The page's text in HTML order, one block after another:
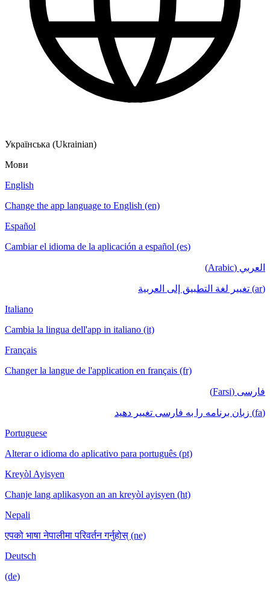
Українська (Ukrainian)
Мови
English
Change the app language to English (en)
Español
Cambiar el idioma de la aplicación a español (es)
العربي (Arabic)
(ar) تغيير لغة التطبيق إلى العربية
Italiano
Cambia la lingua dell'app in italiano (it)
Français
Changer la langue de l'application en français (fr)
فارسی (Farsi)
(fa) زبان برنامه را به فارسی تغییر دهید
Portuguese
Alterar o idioma do aplicativo para português (pt)
Kreyòl Ayisyen
Chanje lang aplikasyon an an kreyòl ayisyen (ht)
Nepali
एपको भाषा नेपालीमा परिवर्तन गर्नुहोस् (ne)
Deutsch
(de)